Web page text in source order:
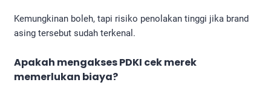
Kemungkinan boleh, tapi risiko penolakan tinggi jika brand
asing tersebut sudah terkenal.
Apakah mengaksesPDKI cek merek
memerlukan biaya?